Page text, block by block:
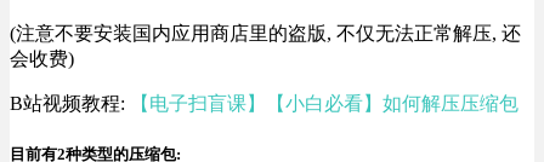
(注意不要安装国内应用商店里的盗版, 不仅无法正常解压, 还
会收费)
B站视频教程: 【电子扫盲课】【小白必看】如何解压压缩包
目前有2种类型的压缩包: